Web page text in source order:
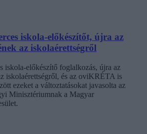
iskola-előkészítőt, újra az
az iskolaérettségről
iskola-előkészítő foglalkozás, újra az
iskolaérettségről, és az oviKRÉTA is
ezeket a változtatásokat javasolta az
Minisztériumnak a Magyar